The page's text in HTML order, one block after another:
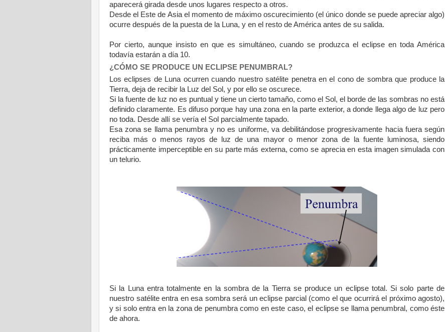
aparecerá girada desde unos lugares respecto a otros.
Desde el Este de Asia el momento de máximo oscurecimiento (el único donde se puede apreciar algo)
ocurre después de la puesta de la Luna, y en el resto de América antes de su salida.
Por cierto, aunque insisto en que es simultáneo, cuando se produzca el eclipse en toda América
todavía estarán a día 10.
¿CÓMO SE PRODUCE UN ECLIPSE PENUMBRAL?
Los eclipses de Luna ocurren cuando nuestro satélite penetra en el cono de sombra que produce la
Tierra, deja de recibir la Luz del Sol, y por ello se oscurece.
Si la fuente de luz no es puntual y tiene un cierto tamaño, como el Sol, el borde de las sombras no está
definido claramente. Es difuso porque hay una zona en la parte exterior, a donde llega algo de luz pero
no toda. Desde allí se vería el Sol parcialmente tapado.
Esa zona se llama penumbra y no es uniforme, va debilitándose progresivamente hacia fuera según
reciba más o menos rayos de luz de una mayor o menor zona de la fuente luminosa, siendo
prácticamente imperceptible en su parte más externa, como se aprecia en esta imagen simulada con
un telurio.
Si la Lunaentra totalmente en la sombra de la Tierrase produce un eclipse total. Si solo parte de
nuestro satélite entra en esa sombra será un eclipse parcial (como el que ocurrirá el próximo agosto),
y si solo entra en la zona de penumbra como en este caso, el eclipse se llama penumbral, como éste
de ahora.